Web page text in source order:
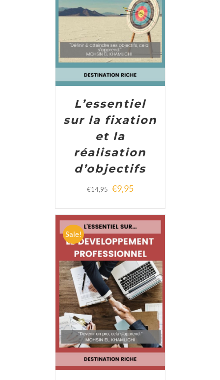
ADD TO CART DETAILS
L’essentiel
sur la fixation
et la
réalisation
d’objectifs
€14,95 €9,95
Sale!
ADD TO CART / DETAILS